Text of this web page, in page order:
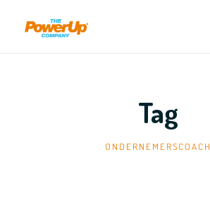
Tag
ONDERNEMERSCOACH